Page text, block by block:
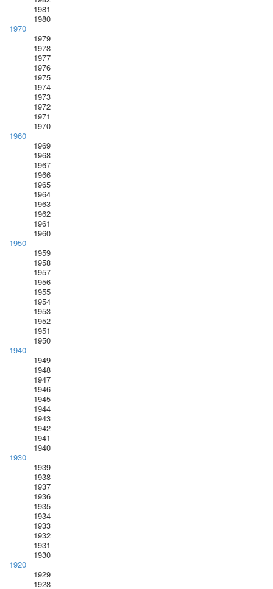
1981
1980
1970
1979
1978
1977
1976
1975
1974
1973
1972
1971
1970
1960
1969
1968
1967
1966
1965
1964
1963
1962
1961
1960
1950
1959
1958
1957
1956
1955
1954
1953
1952
1951
1950
1940
1949
1948
1947
1946
1945
1944
1943
1942
1941
1940
1930
1939
1938
1937
1936
1935
1934
1933
1932
1931
1930
1920
1929
1928